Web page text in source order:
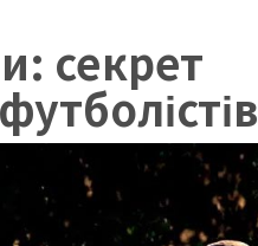
секрет